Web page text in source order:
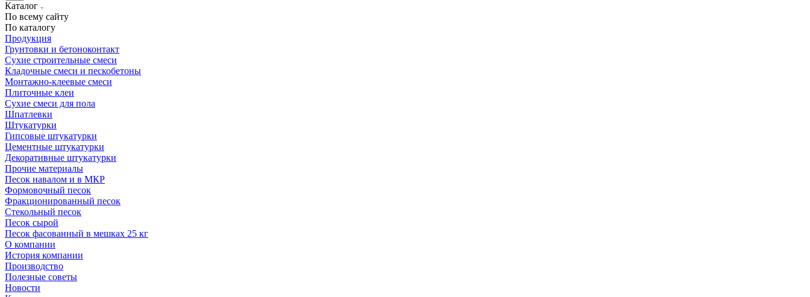
Каталог
По всему сайту
По каталогу
Продукция
Грунтовки и бетоноконтакт
Сухие строительные смеси
Кладочные смеси и пескобетоны
Монтажно-клеевые смеси
Плиточные клеи
Сухие смеси для пола
Шпатлевки
Штукатурки
Гипсовые штукатурки
Цементные штукатурки
Декоративные штукатурки
Прочие материалы
Песок навалом и в МКР
Формовочный песок
Фракционированный песок
Стекольный песок
Песок сырой
Песок фасованный в мешках 25 кг
О компании
История компании
Производство
Полезные советы
Новости